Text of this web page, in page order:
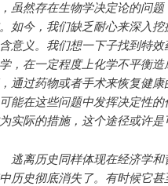
虽然存在生物学决定论的问
如今，我们缺乏耐心来深入
意义。我们想一下子找到特
，在一定程度上化学不平衡
通过药物或者手术来恢复健
能在这些问题中发挥决定性
实际的措施，这个途径或许是
离历史同样体现在经济学和
历史彻底消失了。有时候它